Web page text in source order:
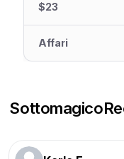
$23
Affari
Sottomagico